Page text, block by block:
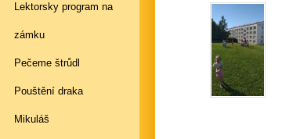
Lektorsky program na
zámku
Pečeme štrůdl
Pouštění draka
Mikuláš